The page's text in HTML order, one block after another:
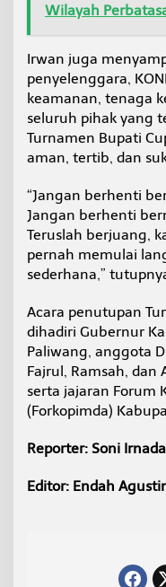
Wilayah
Irwan juga
penyelenggara,
keamanan, tenaga
seluruh pihak yang
Turnamen Bupati
aman, tertib, dan
“Jangan berhenti
Jangan berhenti
Teruslah berjuang,
pernah memulai
sederhana,”
Acara penutupan
dihadiri Gubernur
Paliwang, anggota
Fajrul, Ramsah, dan
serta jajaran Forum
(Forkopimda)
Reporter: Soni Irnada
Editor: Endah